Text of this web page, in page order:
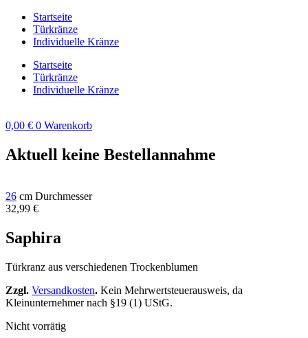
Zum
Inhalt
springen
Startseite
Türkränze
Individuelle Kränze
Startseite
Türkränze
Individuelle Kränze
0,00 € 0 Warenkorb
Aktuell keine Bestellannahme
26 cm Durchmesser
32,99 €
Saphira
Türkranz aus verschiedenen Trockenblumen
Zzgl. Versandkosten. Kein Mehrwertsteuerausweis, da
Kleinunternehmer nach §19 (1) UStG.
Nicht vorrätig